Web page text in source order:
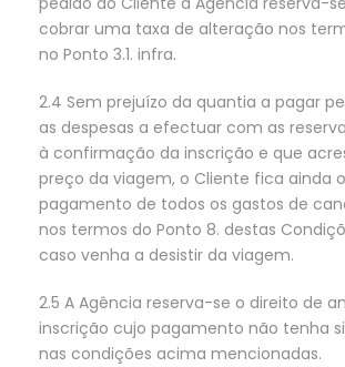
cobrar uma taxa de alteração nos
no Ponto 3.1. infra.
2.4 Sem prejuízo da quantia a pagar
as despesas a efectuar com as
à confirmação da inscrição e que
preço da viagem, o Cliente fica ainda
pagamento de todos os gastos de
nos termos do Ponto 8. destas
caso venha a desistir da viagem.
2.5 A Agência reserva-se o direito de
inscrição cujo pagamento não tenha
nas condições acima mencionadas.